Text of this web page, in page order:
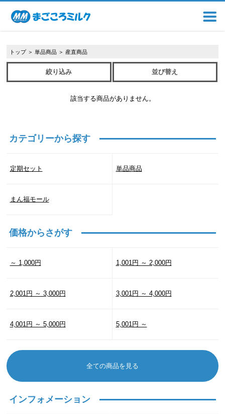
トップ ＞ 単品商品 ＞ 産直商品
絞り込み 並び替え
該当する商品がありません。
カテゴリーから探す
定期セット 単品商品
まん福モール
価格からさがす
～ 1,000円 1,001円 ～ 2,000円
2,001円 ～ 3,000円 3,001円 ～ 4,000円
4,001円 ～ 5,000円 5,001円 ～
全ての商品を見る
インフォメーション